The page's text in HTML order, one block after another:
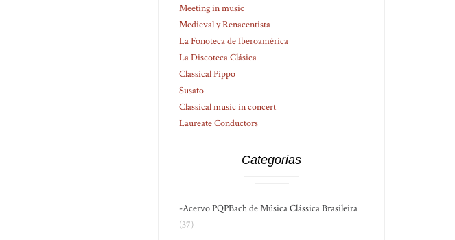
Meeting in music
Medieval y Renacentista
La Fonoteca de Iberoamérica
La Discoteca Clásica
Classical Pippo
Susato
Classical music in concert
Laureate Conductors
Categorias
-Acervo PQPBach de Música Clássica Brasileira
(37)